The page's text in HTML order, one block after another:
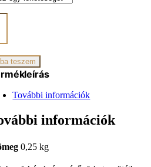
teszem
További információk
információk
0,25 kg